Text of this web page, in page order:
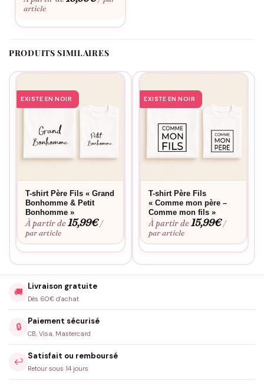
article
PRODUITS SIMILAIRES
EXISTE EN NOIR
T-shirt Père Fils « Grand
Bonhomme & Petit
Bonhomme »
À partir de15,99€ /
par article
EXISTE EN NOIR
T-shirt Père Fils
« Comme mon père –
Comme mon fils »
À partir de15,99€ /
par article
🚚
Livraison gratuite
Dès 60€ d'achat
🔒
Paiement sécurisé
CB, Visa, Mastercard
↩️
Satisfait ou remboursé
Retour sous 14 jours